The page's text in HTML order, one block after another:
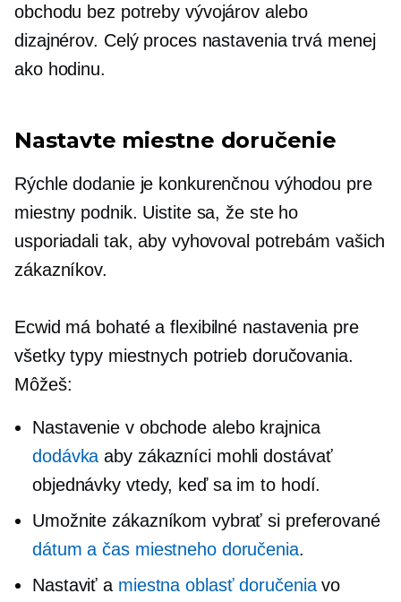
obchodu bez potreby vývojárov alebo
dizajnérov. Celý proces nastavenia trvá menej
ako hodinu.
Nastavte miestne doručenie
Rýchle dodanie je konkurenčnou výhodou pre
miestny podnik. Uistite sa, že ste ho
usporiadali tak, aby vyhovoval potrebám vašich
zákazníkov.
Ecwid má bohaté a flexibilné nastavenia pre
všetky typy miestnych potrieb doručovania.
Môžeš:
Nastavenie v obchode alebo krajnica
dodávka aby zákazníci mohli dostávať
objednávky vtedy, keď sa im to hodí.
Umožnite zákazníkom vybrať si preferované
dátum a čas miestneho doručenia.
Nastaviť a miestna oblasť doručeniavo